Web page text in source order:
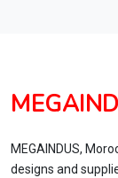
MEGAINDUS,
designs and